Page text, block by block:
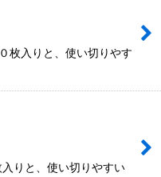
枚入りと、使い切りやす
りと、使い切りやすい